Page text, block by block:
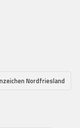
Nordfriesland